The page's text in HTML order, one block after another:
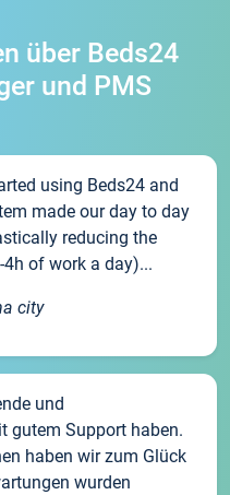
über Beds24
und PMS
using Beds24 and
made our day to day
reducing the
of work a day)...
city
und
gutem Support haben.
haben wir zum Glück
wurden